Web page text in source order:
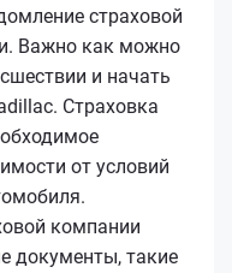
страховой
Важно как можно
и начать
Страховка
от условий
компании
документы, такие